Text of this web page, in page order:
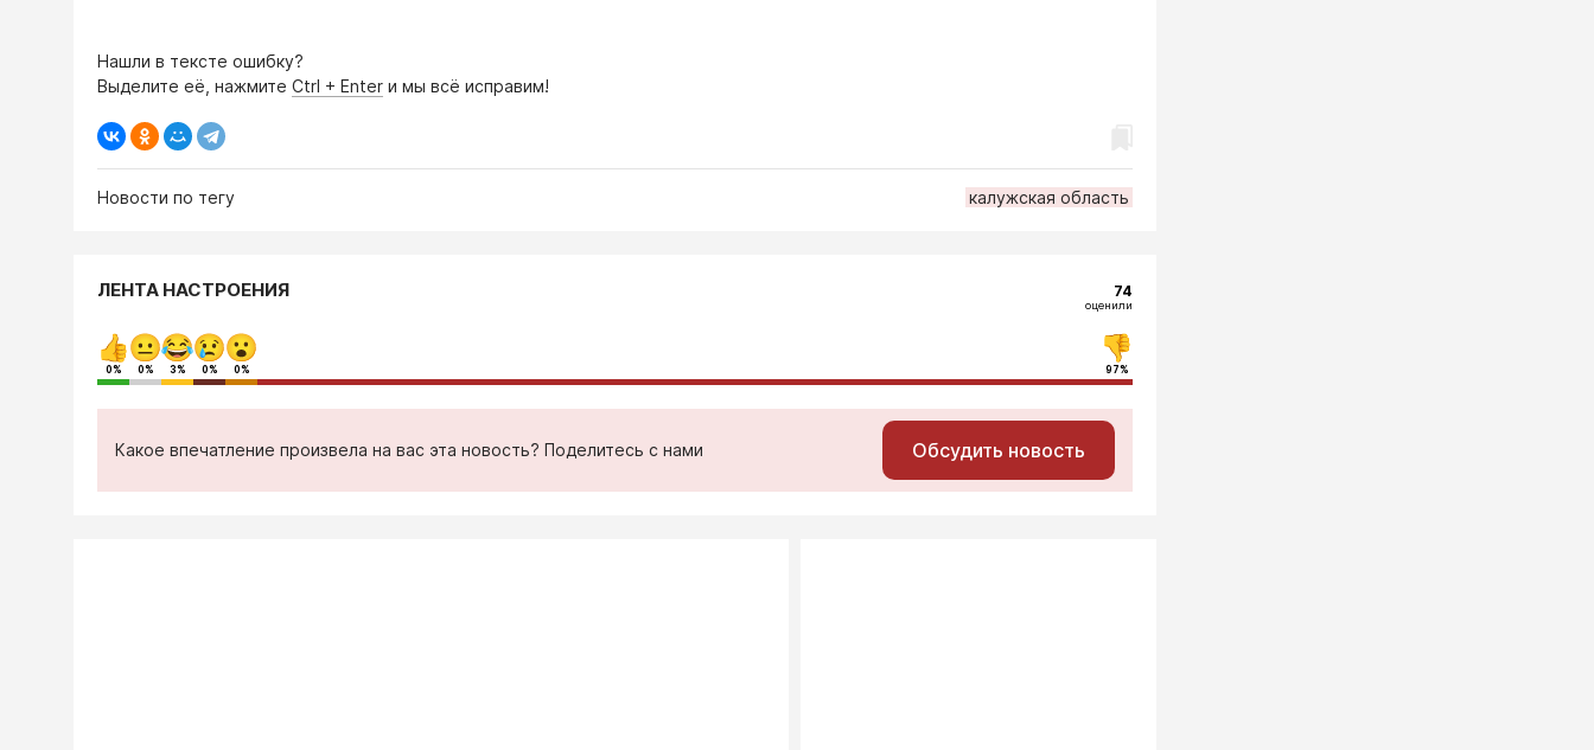
Нашли в тексте ошибку?
Выделите её, нажмите Ctrl + Enter и мы всё исправим!
Новости по тегу калужская область
ЛЕНТА НАСТРОЕНИЯ 74
оценили
0% 0% 3% 0% 0% 97%
Какое впечатление произвела на вас эта новость? Поделитесь с нами Обсудить новость